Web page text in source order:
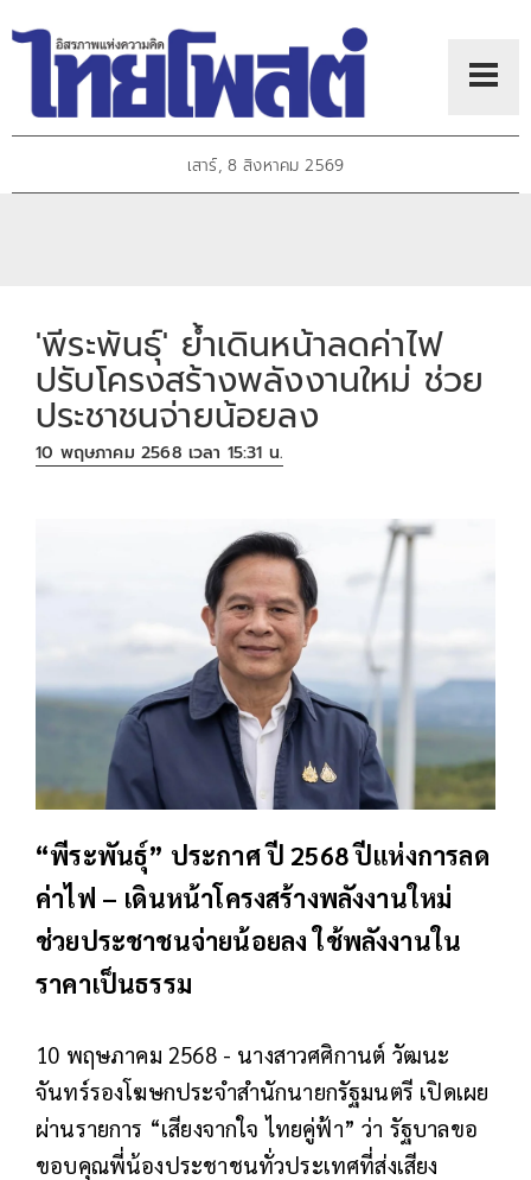
เสาร์, 8 สิงหาคม 2569
'พีระพันธุ์' ย้ำเดินหน้าลดค่าไฟ
ปรับโครงสร้างพลังงานใหม่ ช่วย
ประชาชนจ่ายน้อยลง
10 พฤษภาคม 2568 เวลา 15:31 น.
“พีระพันธุ์” ประกาศ ปี 2568 ปีแห่งการลด
ค่าไฟ – เดินหน้าโครงสร้างพลังงานใหม่
ช่วยประชาชนจ่ายน้อยลง ใช้พลังงานใน
ราคาเป็นธรรม
10 พฤษภาคม 2568 - นางสาวศศิกานต์ วัฒนะ
จันทร์​รองโฆษกประจำสำนักนายกรัฐมนตรี เปิดเผย
ผ่านรายการ “เสียงจากใจ ไทยคู่ฟ้า” ว่า รัฐบาลขอ
ขอบคุณพี่น้องประชาชนทั่วประเทศที่ส่งเสียง